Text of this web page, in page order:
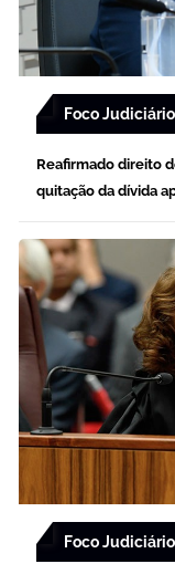
Foco Judiciário
Reafirmado direito
quitação da dívida
Foco Judiciário